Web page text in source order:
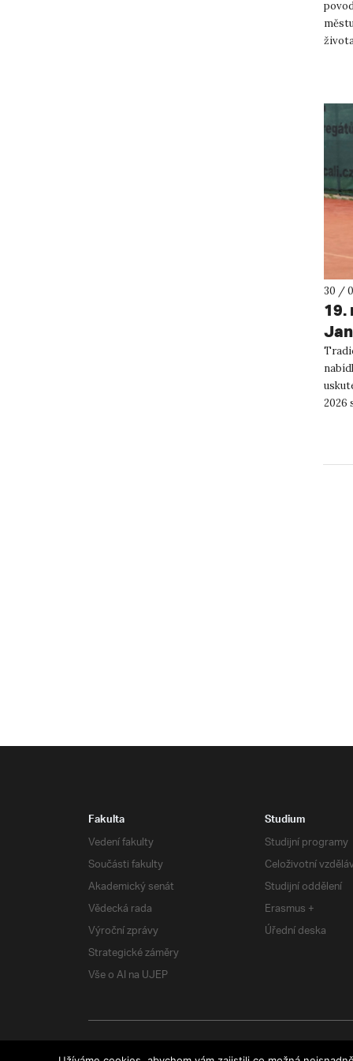
30 /
19.
2026
Fakulta
Vedení fakulty
Součásti fakulty
Akademický senát
Vědecká rada
Výroční zprávy
Strategické záměry
Vše o AI na UJEP
Studium
Studijní programy
Celoživotní
Studijní oddělení
Erasmus +
Úřední deska